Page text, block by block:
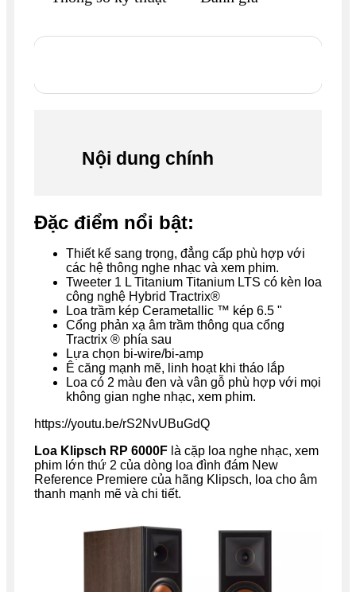
Nội dung chính
Đặc điểm nổi bật:
Thiết kế sang trọng, đẳng cấp phù hợp với
các hệ thông nghe nhạc và xem phim.
Tweeter 1 L Titanium Titanium LTS có kèn loa
công nghệ Hybrid Tractrix®
Loa trầm kép Cerametallic ™ kép 6.5 "
Cổng phản xạ âm trầm thông qua cổng
Tractrix ® phía sau
Lựa chọn bi-wire/bi-amp
Ê căng mạnh mẽ, linh hoạt khi tháo lắp
Loa có 2 màu đen và vân gỗ phù hợp với mọi
không gian nghe nhạc, xem phim.
https://youtu.be/rS2NvUBuGdQ
Loa Klipsch RP 6000F là cặp loa nghe nhạc, xem
phim lớn thứ 2 của dòng loa đình đám New
Reference Premiere của hãng Klipsch, loa cho âm
thanh mạnh mẽ và chi tiết.